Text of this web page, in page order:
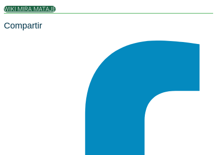
WIKI MIRA MATAJE
Compartir